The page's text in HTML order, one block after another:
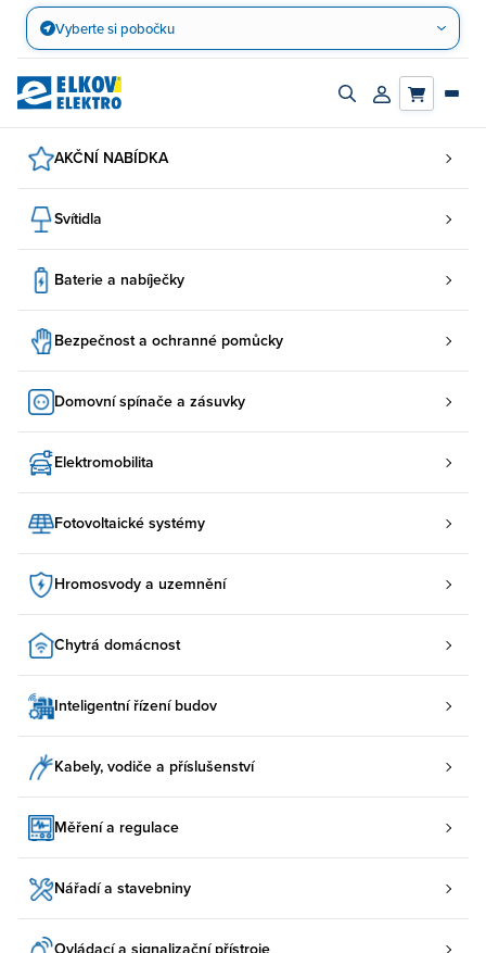
Přejít
obsah
Vyberte si pobočku
Zapnout/vypnout
Přihlásit/
AKČNÍ NABÍDKA
Svítidla
Baterie a nabíječky
Bezpečnost a ochranné pomůcky
Domovní spínače a zásuvky
Elektromobilita
Fotovoltaické systémy
Hromosvody a uzemnění
Chytrá domácnost
Inteligentní řízení budov
Kabely, vodiče a příslušenství
Měření a regulace
Nářadí a stavebniny
Ovládací a signalizační přístroje